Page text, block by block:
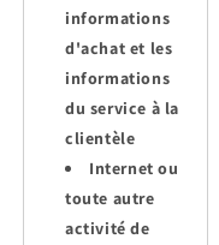
informations
d'achat et les
informations
du service à la
clientèle
Internet ou
toute autre
activité de